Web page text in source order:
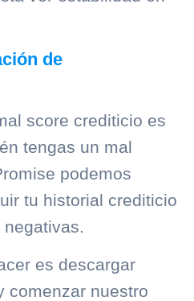
de
score crediticio es
tengas un mal
podemos
tu historial crediticio
es descargar
comenzar nuestro